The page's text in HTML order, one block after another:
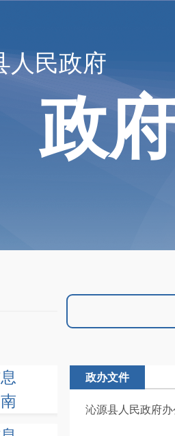
人民政府
政
政办文件
沁源县人民政府